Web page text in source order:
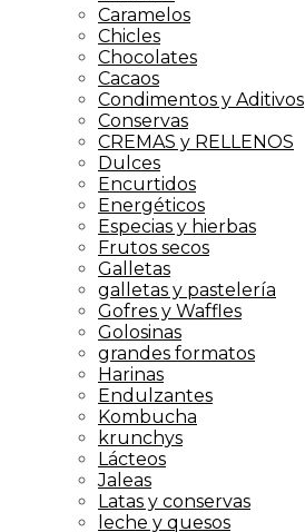
Caramelos
Chicles
Chocolates
Cacaos
Condimentos y Aditivos
Conservas
CREMAS y RELLENOS
Dulces
Encurtidos
Energéticos
Especias y hierbas
Frutos secos
Galletas
galletas y pastelería
Gofres y Waffles
Golosinas
grandes formatos
Harinas
Endulzantes
Kombucha
krunchys
Lácteos
Jaleas
Latas y conservas
leche y quesos